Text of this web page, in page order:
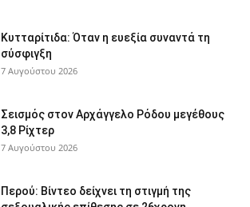
Κυτταρίτιδα: Όταν η ευεξία συναντά τη
σύσφιγξη
7 Αυγούστου 2026
Σεισμός στον Αρχάγγελο Ρόδου μεγέθους
3,8 Ρίχτερ
7 Αυγούστου 2026
Περού: Βίντεο δείχνει τη στιγμή της